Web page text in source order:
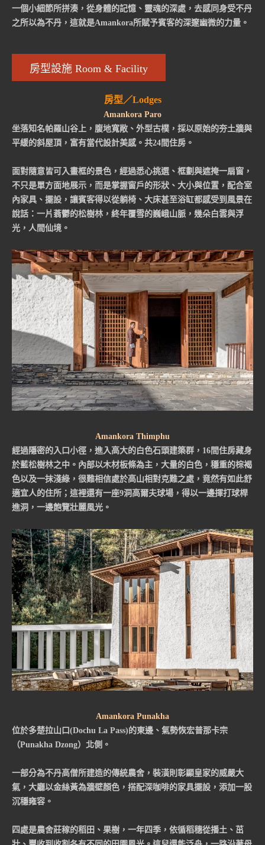
一個小細節所拼湊，從身體的記憶、靈魂的深處，去感同身受不丹
之所以為不丹，這就是Amankora所賦予賓客的深邃幽微的力量。
房型設施 Room & Facility
房型／Lodges
Amankora Paro
坐落知名帕羅山谷上，腹地寬敞、外型古樸，採以原始的夯土牆與
平緩的斜屋頂，富有當代設計美感。共24間住房。
面對隨意皆可入畫框的景色，經過悉心挑選、框劃與遮掩一扇窗，
不只是單方面地展示，而是掌握窗戶的形狀、大小與位置，配合室
內家具、擺設，讓賓客得以從躺椅、大床甚至浴缸都感受到風景在
說話：一片蓊鬱的松樹林，終年覆雪的巍峨山脈，幾朵白雲與浮
光，人間仙境。
Amankora Thimphu
經過隱密的入口小徑，進入高大的白色石頭建築群，16間住房藏身
於藍松樹林之中。內部以木材板條為主，大量的白色，穩重的棕褐
色以及一抹淺綠，很難相信處於高山相對克難之處，竟然有如此舒
適宜人的住所；這裡還有一座9洞高爾夫球場，得以一邊揮打球桿
進洞，一邊飽覽壯麗風光。
Amankora Punakha
位於多楚拉山口(Dochu La Pass)的東邊、氣勢恢宏普那卡宗
（Punakha Dzong）北側。
一部分為不丹高僧所建造的傳統農舍，裝潢則彰顯皇家的威嚴大
氣，大廳以金絲黃為牆壁顏色，搭配深咖啡的家具擺設，添加一股
沉穩雍容。
四處是農舍莊稼的稻田、果樹，一年四季，依循稻穗從播土、茁